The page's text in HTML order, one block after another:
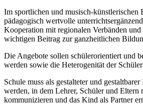
Im sportlichen und musisch-künstlerischen
pädagogisch wertvolle
Kooperation mit regionalen Verbänden und
wichtigen Beitrag zur ganzheitlichen
Die Angebote sollen schülerorientiert und
werden sowie die Heterogenität der
Schule muss als gestalteter und
werden, in dem Lehrer, Schüler und Eltern
kommunizieren und das Kind als Partner